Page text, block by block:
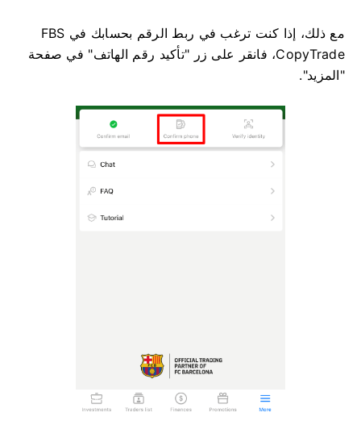
مع ذلك، إذا كنت ترغب في ربط الرقم بحسابك في FBS
CopyTrade، فانقر على زر "تأكيد رقم الهاتف" في صفحة
"المزيد".